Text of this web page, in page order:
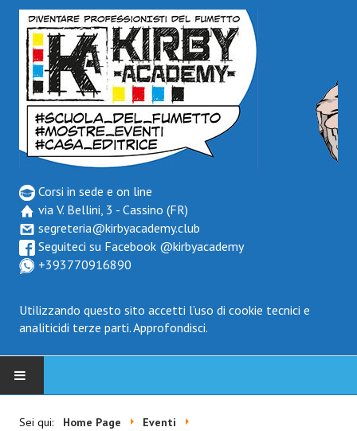
Corsi in sede e on line
via V. Bellini, 3 - Cassino (FR)
segreteria@kirbyacademy.club
Seguiteci su Facebook @kirbyacademy
+393770916890
Utilizzando questo sito accetti l’uso di cookie tecnici e
analiticidi terze parti.Approfondisci.
HOME
Sei qui: Home Page
Eventi